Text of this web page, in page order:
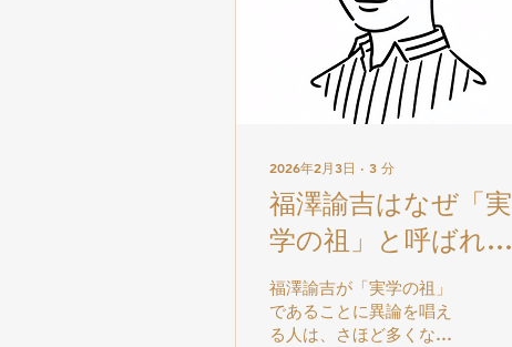
2026年2月3日 ∙ 3 分
福澤諭吉はなぜ「実
学の祖」と呼ばれる
のか【職業教育コラ
ム（宮田雅之⑦）】
福澤諭吉が「実学の祖」
であることに異論を唱え
る人は、さほど多くない